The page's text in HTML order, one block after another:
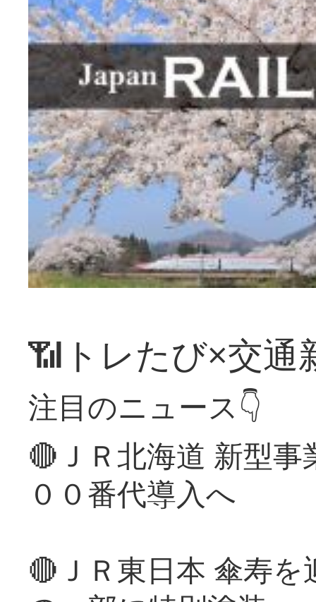
📶トレたび×交通
注目のニュース👇
🔴ＪＲ北海道 新型
００番代導入へ
🔴ＪＲ東日本 傘寿